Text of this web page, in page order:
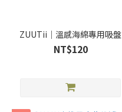
ZUUTii｜溫感海綿專用吸盤
NT$120